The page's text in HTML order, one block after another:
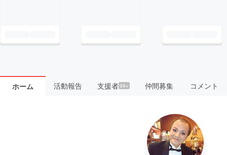
ホーム 活動報告 支援者99+ 仲間募集 コメント